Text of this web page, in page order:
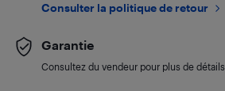
Consulter la politique de retour
Garantie
Consultez du vendeur pour plus de détails.